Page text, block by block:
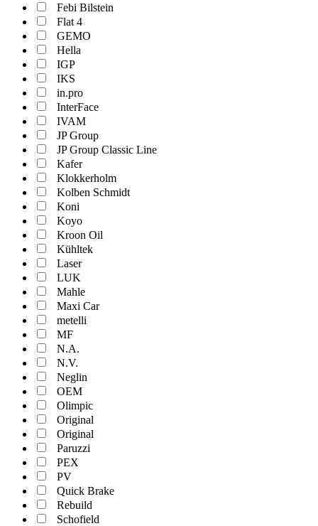
Febi Bilstein
Flat 4
GEMO
Hella
IGP
IKS
in.pro
InterFace
IVAM
JP Group
JP Group Classic Line
Kafer
Klokkerholm
Kolben Schmidt
Koni
Koyo
Kroon Oil
Kühltek
Laser
LUK
Mahle
Maxi Car
metelli
MF
N.A.
N.V.
Neglin
OEM
Olimpic
Original
Original
Paruzzi
PEX
PV
Quick Brake
Rebuild
Schofield